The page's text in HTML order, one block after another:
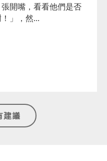
開嘴，看看他們是否
」，然...
建議